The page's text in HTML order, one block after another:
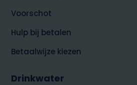
Voorschot
Hulp bij betalen
Betaalwijze kiezen
Drinkwater